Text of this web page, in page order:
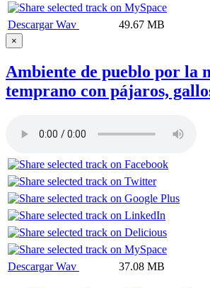
Descargar Wav 49.67 MB
×
Ambiente de pueblo por la
temprano con pájaros,
Descargar Wav 37.08 MB